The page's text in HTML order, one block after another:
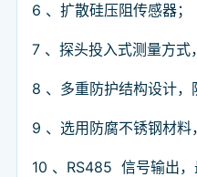
6 、扩散硅压阻传感器；
7 、探头投入式测量方式
8 、多重防护结构设计，
9 、选用防腐不锈钢材料
10 、RS485 信号输出